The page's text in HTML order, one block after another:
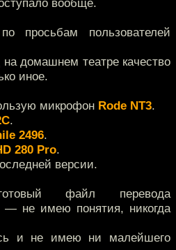
вообще.
просьбам пользователей
домашнем театре качество
иное.
микрофон Rode NT3.
.
2496.
280 Pro.
версии.
файл перевода
— не имею понятия, никогда
и не имею ни малейшего